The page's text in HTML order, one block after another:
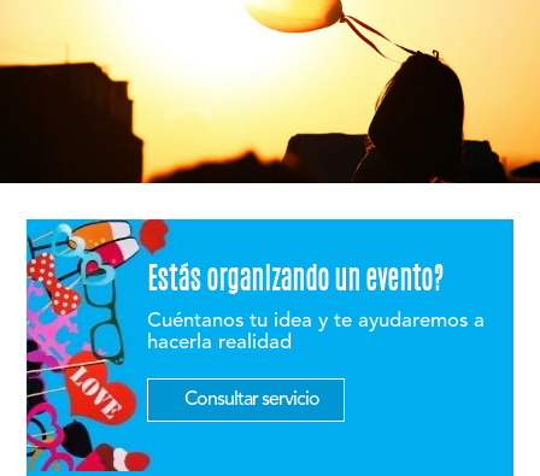
Estás organizando un evento?
Cuéntanos tu idea y te ayudaremos a
hacerla realidad
Consultar servicio